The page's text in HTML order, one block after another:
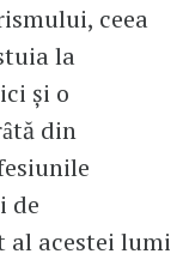
ceea
la
şi o
din
de
al acestei lumi